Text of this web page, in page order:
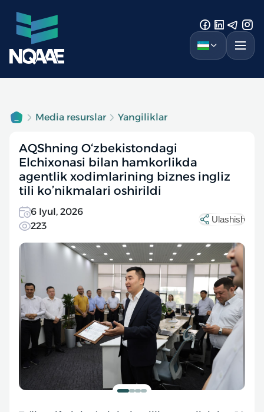
Media resurslar Yangiliklar
AQShning O‘zbekistondagi
Elchixonasi bilan hamkorlikda
agentlik xodimlarining biznes ingliz
tili ko’nikmalari oshirildi
6 Iyul, 2026
223
Ulashish